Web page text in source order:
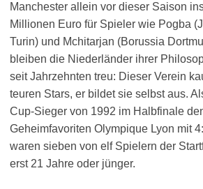
Manchester allein vor dieser Saison
Millionen Euro für Spieler wie Pogba
Turin) und Mchitarjan (Borussia
bleiben die Niederländer ihrer
seit Jahrzehnten treu: Dieser Verein
teuren Stars, er bildet sie selbst aus.
Cup-Sieger von 1992 im Halbfinale
Geheimfavoriten Olympique Lyon mit
waren sieben von elf Spielern der
erst 21 Jahre oder jünger.